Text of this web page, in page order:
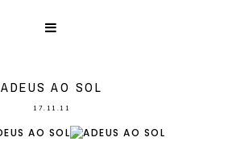
ADEUS AO SOL
17.11.11